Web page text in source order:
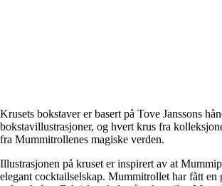
Krusets bokstaver er basert på Tove Janssons
bokstavillustrasjoner, og hvert krus fra
fra Mummitrollenes magiske verden.
Illustrasjonen på kruset er inspirert av at
elegant cocktailselskap. Mummitrollet har fått en